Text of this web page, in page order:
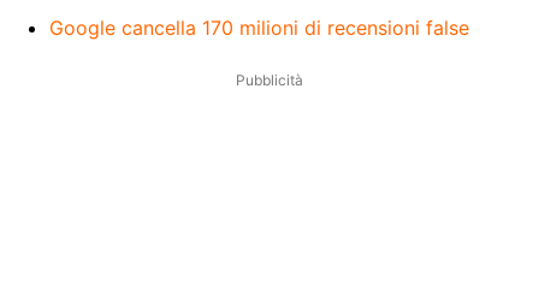
Google cancella 170 milioni di recensioni false
Pubblicità